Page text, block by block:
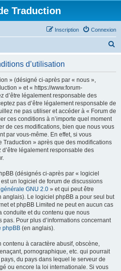
Traduction
Connexion
Inscription
d’utilisation
» (désigné ci-après par « nous »,
» et « https://www.forum-
d’être légalement responsable des
pas d’être légalement responsable de
ne pas utiliser et accéder à « Forum de
ces conditions à n’importe quel moment
de ces modifications, bien que nous vous
par vous-même. En effet, si vous
Traduction » après que des modifications
légalement responsable des
(désignés ci-après par « logiciel
un logiciel de forum de discussions
GNU 2.0 » et qui peut être
anglais). Le logiciel phpBB a pour seul but
et phpBB Limited ne peut en aucun cas
conduite et du contenu que nous
pas. Pour plus d’informations concernant
phpBB (en anglais).
à caractère abusif, obscène,
pornographique, etc. qui pourrait
du pays dans lequel le serveur de
ou encore la loi internationale. Si vous